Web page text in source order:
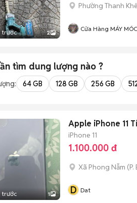
trước 2
Phường Thanh
Cửa Hàng MÁY
tìm dung lượng nào ?
64 GB 128 GB 256 GB
trước 1
Apple iPhone 11
iPhone 11
1.100.000 đ
Xã Phong Nẫm (
D Dat